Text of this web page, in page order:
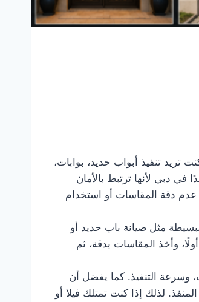
سواء كنت تريد تنفيذ أبواب حديد، بوابات،
دبي لأنها ترتبط بالأمان
دقة المقاسات أو استخدام
مثل صيانة باب حديد أو
وأخذ المقاسات بدقة، ثم
وسرعة التنفيذ. كما يفضل أن
لذلك إذا كنت تمتلك فيلا أو